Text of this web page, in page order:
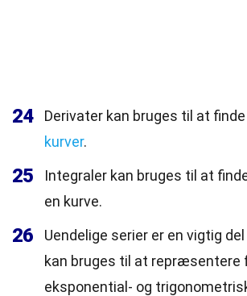
24
Derivater kan bruges til at
kurver.
25
Integraler kan bruges til at
en kurve.
26
Uendelige serier er en vigtig
kan bruges til at repræsentere
eksponential- og